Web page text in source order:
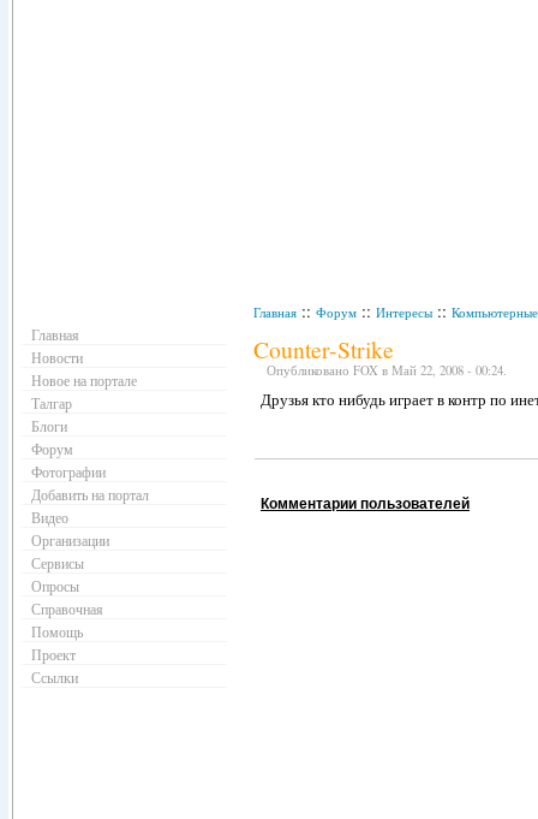
Главная :: Форум :: Интересы ::
Counter-Strike
Опубликовано FOX в Май 22, 2008 - 00:24.
Друзья кто нибудь играет в контр по
Комментарии пользователей
Главная
Новости
Новое на портале
Талгар
Блоги
Форум
Фотографии
Добавить на портал
Видео
Организации
Сервисы
Опросы
Справочная
Помощь
Проект
Ссылки